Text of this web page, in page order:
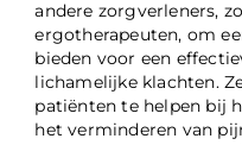
andere zorgverleners,
ergotherapeuten, om
bieden voor een
lichamelijke klachten.
patiënten te helpen bij
het verminderen van